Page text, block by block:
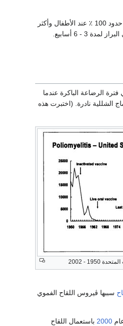
معد بشدة حيث تصل معدلات الانقلاب المصلي seroconversion بين المخالطين ضمن الأسرة المستعدين للإصابة إلى حدود 100 ٪ عند الأطفال وأكثر
لمدة 3 - 6 أسابيع.
الرضاعة الباكرة عندما
الشللية نادرة. (اختبرت هذه
- 2002
سببها ڤيروس اللقاح الفموي
2000 باستعمال اللقاح